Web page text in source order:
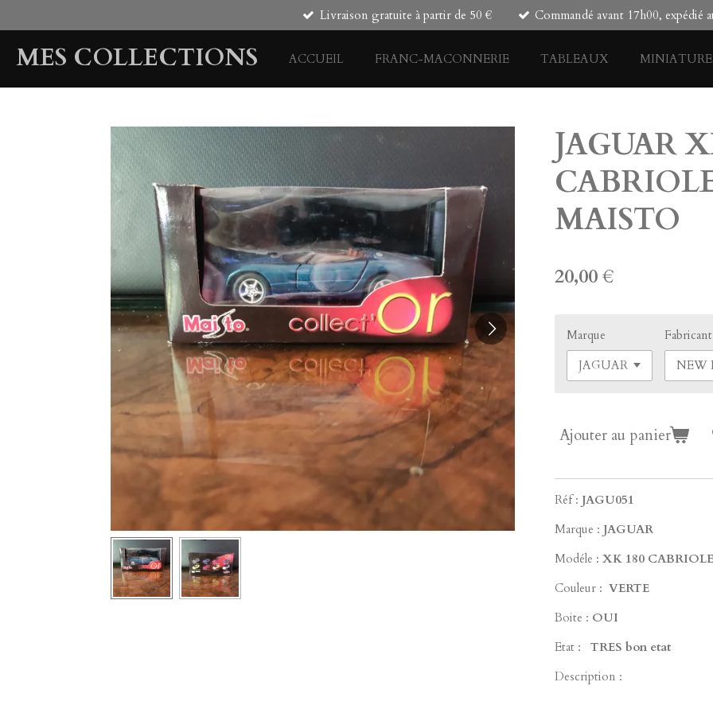
au
contenu
principal
Livraison gratuite à partir de 50 € Commandé avant 17h00, expédié
MES COLLECTIONS ACCUEIL FRANC-MACONNERIE TABLEAUX
JAGUAR
MAISTO
20,00 €
Marque Fabricant
Ajouter au panier
Réf : JAGU051
Marque : JAGUAR
Modéle : XK 180
Couleur : VERTE
Boite : OUI
Etat :
TRES bon etat
Description :